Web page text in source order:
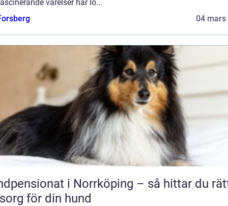
varelser har lo...
04 mars
i Norrköping – så hittar du
för din hund